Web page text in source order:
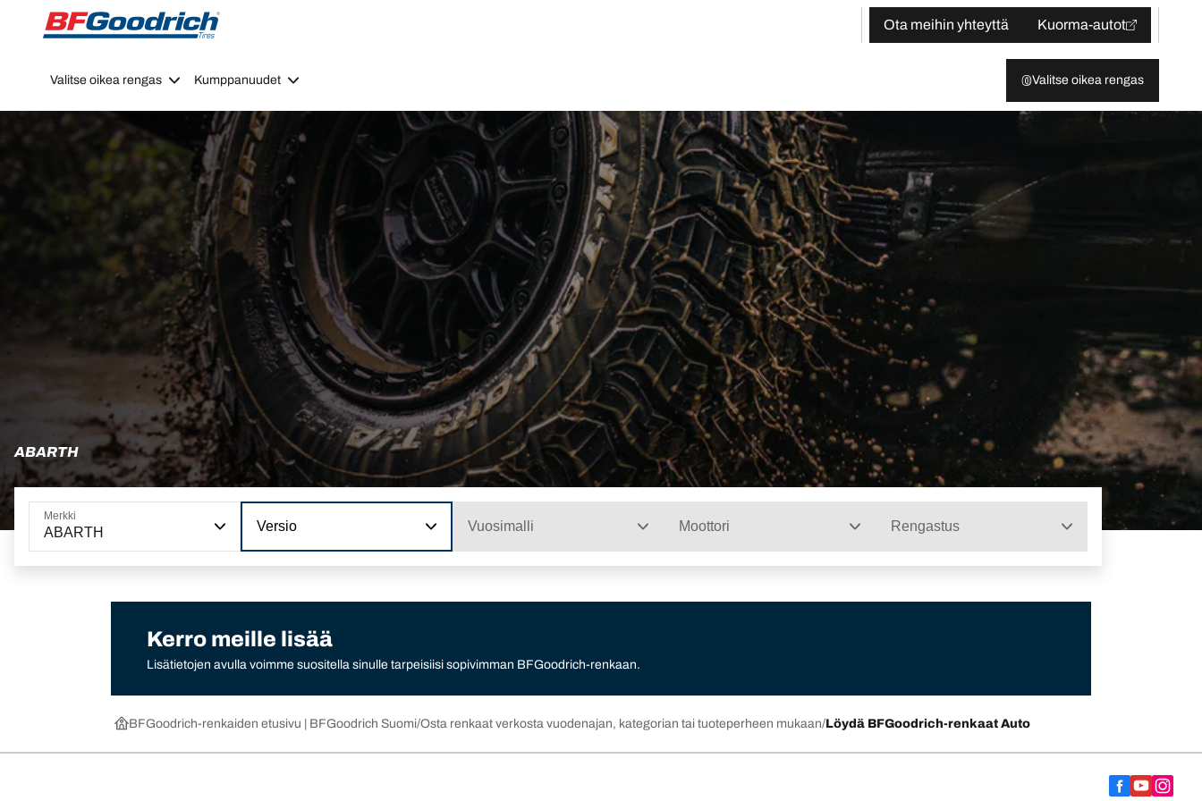
Go to page content
Go to page navigation
Ota meihin yhteyttä
Kuorma-autot
Valitse oikea rengas Kumppanuudet Valitse oikea rengas
ABARTH
Merkki
ABARTH Versio Vuosimalli Moottori Rengastus
Kerro meille lisää
Lisätietojen avulla voimme suositella sinulle tarpeisiisi sopivimman BFGoodrich-renkaan.
BFGoodrich-renkaiden etusivu | BFGoodrich Suomi Osta renkaat verkosta vuodenajan, kategorian tai tuoteperheen mukaan Löydä BFGoodrich-renkaat Auto